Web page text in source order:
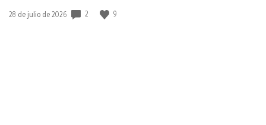
Fecha
28 de julio de 2026 2 9